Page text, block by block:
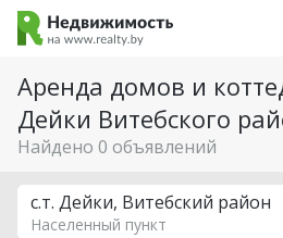
Аренда домов и
Дейки Витебского
Найдено 0 объявлений
с.т. Дейки, Витебский район
Населенный пункт